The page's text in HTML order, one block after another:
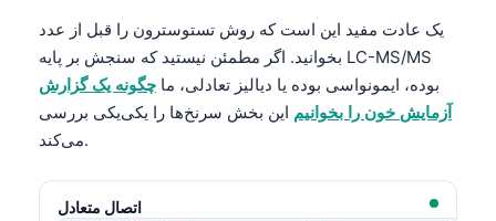
یک عادت مفید این است که روش تستوسترون را قبل از عدد
بخوانید. اگر مطمئن نیستید که سنجش بر پایه LC-MS/MS
بوده، ایمونواسی بوده یا دیالیز تعادلی، ما چگونه یک گزارش
آزمایش خون را بخوانیم این بخش سرنخ‌ها را یکی‌یکی بررسی
می‌کند.
اتصال متعادل